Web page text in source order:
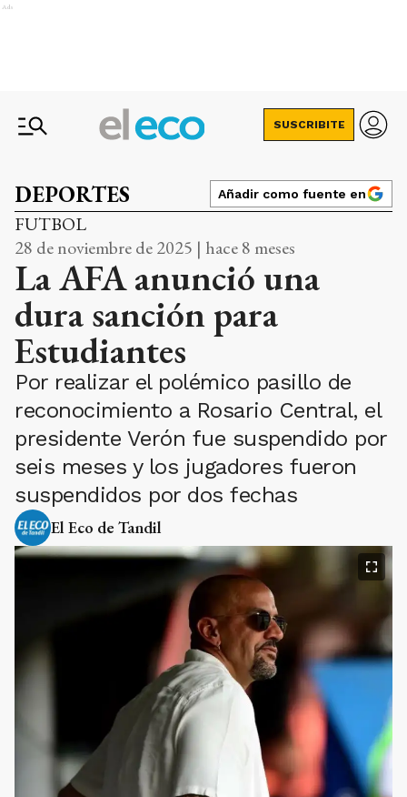
Ads
SUSCRIBITE
DEPORTES Añadir como fuente en
FUTBOL
28 de noviembre de 2025 | hace 8 meses
La AFA anunció una
dura sanción para
Estudiantes
Por realizar el polémico pasillo de
reconocimiento a Rosario Central, el
presidente Verón fue suspendido por
seis meses y los jugadores fueron
suspendidos por dos fechas
El Eco de Tandil